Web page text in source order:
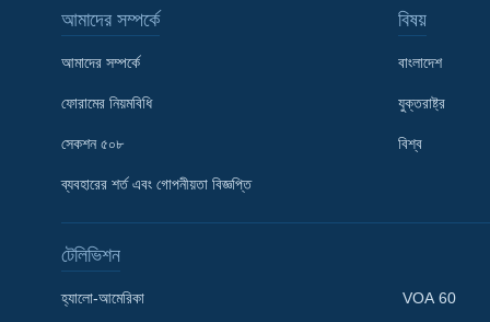
Learning English
অন্য ভাষায় ওয়েব সাইট
আমাদের সম্পর্কে
আমাদের সম্পর্কে
ফোরামের নিয়মবিধি
সেকশন ৫০৮
ব্যবহারের শর্ত এবং গোপনীয়তা বিজ্ঞপ্তি
বিষয়
বাংলাদেশ
যুক্তরাষ্ট্র
বিশ্ব
টেলিভিশন
হ্যালো-আমেরিকা VOA 60